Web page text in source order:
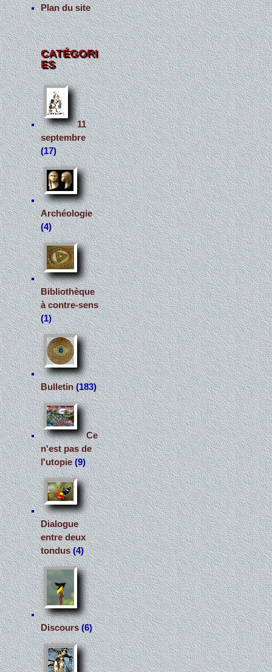
Plan du site
CATÉGORI
ES
11
septembre
(17)
Archéologie
(4)
Bibliothèque
à contre-sens
(1)
Bulletin(183)
Ce
n'est pas de
l'utopie(9)
Dialogue
entre deux
tondus(4)
Discours(6)